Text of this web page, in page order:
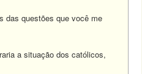
das questões que você me
a situação dos católicos,